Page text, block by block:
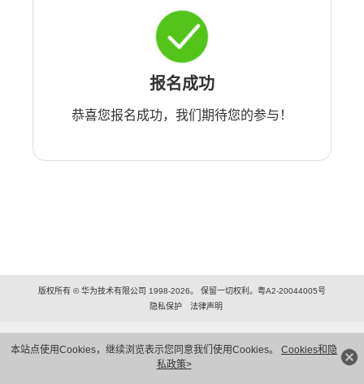
本站点使用Cookies，继续浏览表示您同意我们使用Cookies。 Cookies和隐
私政策>
报名成功
恭喜您报名成功，我们期待您的参与！
版权所有 © 华为技术有限公司 1998-2026。 保留一切权利。粤A2-20044005号
隐私保护
法律声明